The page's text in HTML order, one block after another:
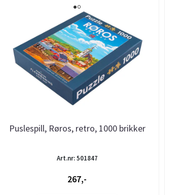
Puslespill, Røros, retro, 1000 brikker
Art.nr: 501847
267,-